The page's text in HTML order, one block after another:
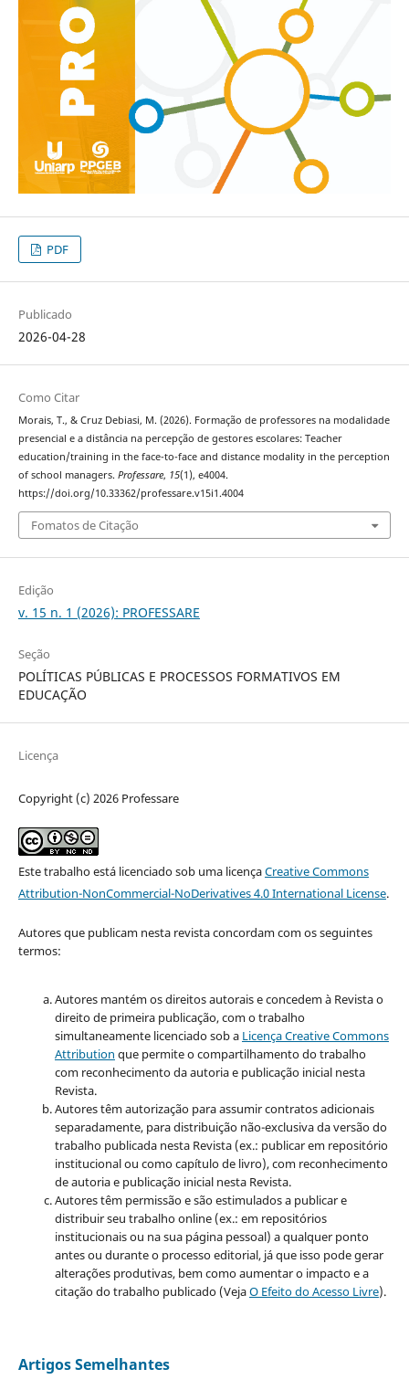
PDF
Publicado
2026-04-28
Como Citar
Morais, T., & Cruz Debiasi, M. (2026). Formação de professores na modalidade
presencial e a distância na percepção de gestores escolares: Teacher
education/training in the face-to-face and distance modality in the perception
of school managers. Professare, 15(1), e4004.
https://doi.org/10.33362/professare.v15i1.4004
Fomatos de Citação
Edição
v. 15 n. 1 (2026): PROFESSARE
Seção
POLÍTICAS PÚBLICAS E PROCESSOS FORMATIVOS EM
EDUCAÇÃO
Licença
Copyright (c) 2026 Professare
Este trabalho está licenciado sob uma licençaCreative Commons
Attribution-NonCommercial-NoDerivatives 4.0 International License.
Autores que publicam nesta revista concordam com os seguintes
termos:
Autores mantém os direitos autorais e concedem à Revista o
direito de primeira publicação, com o trabalho
simultaneamente licenciado sob a Licença Creative Commons
Attribution que permite o compartilhamento do trabalho
com reconhecimento da autoria e publicação inicial nesta
Revista.
Autores têm autorização para assumir contratos adicionais
separadamente, para distribuição não-exclusiva da versão do
trabalho publicada nesta Revista (ex.: publicar em repositório
institucional ou como capítulo de livro), com reconhecimento
de autoria e publicação inicial nesta Revista.
Autores têm permissão e são estimulados a publicar e
distribuir seu trabalho online (ex.: em repositórios
institucionais ou na sua página pessoal) a qualquer ponto
antes ou durante o processo editorial, já que isso pode gerar
alterações produtivas, bem como aumentar o impacto e a
citação do trabalho publicado (VejaO Efeito do Acesso Livre).
Artigos Semelhantes